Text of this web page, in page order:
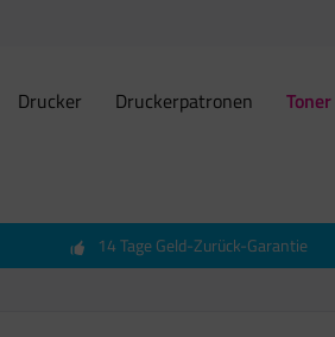
Drucker Druckerpatronen Toner
14 Tage Geld-Zurück-Garantie